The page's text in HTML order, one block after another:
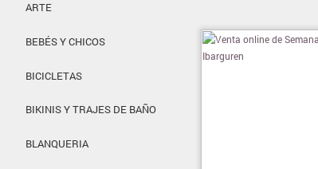
ARTE
BEBÉS Y CHICOS
BICICLETAS
BIKINIS Y TRAJES DE BAÑO
BLANQUERIA